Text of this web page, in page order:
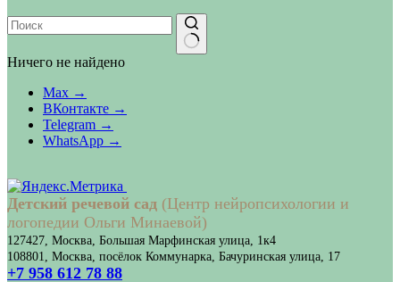
Ничего не найдено
Max →
ВКонтакте →
Telegram →
WhatsApp →
Детский речевой сад (Центр нейропсихологии и
логопедии Ольги Минаевой)
127427, Москва, Большая Марфинская улица, 1к4
108801, Москва, посёлок Коммунарка, Бачуринская улица, 17
+7 958 612 78 88